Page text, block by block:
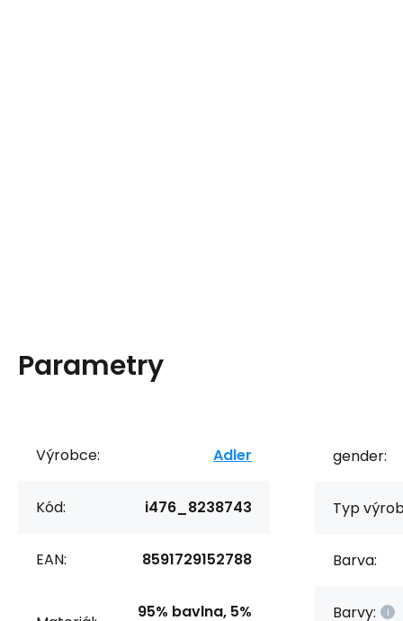
Parametry
Výrobce: Adler
Kód: i476_8238743
EAN: 8591729152788
95% bavlna, 5%
gender:
Typ
Barva:
Barvy: